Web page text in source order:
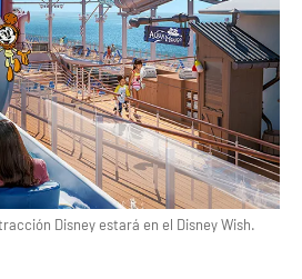
Disney estará en el Disney Wish.